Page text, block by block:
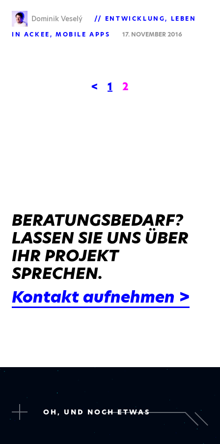
Dominik Veselý ENTWICKLUNG
LEBEN
IN ACKEE
MOBILE APPS 17. NOVEMBER 2016
< 1 2
BERATUNGSBEDARF?
LASSEN SIE UNS ÜBER
IHR PROJEKT
SPRECHEN.
Kontakt aufnehmen >
OH, UND NOCH ETWAS